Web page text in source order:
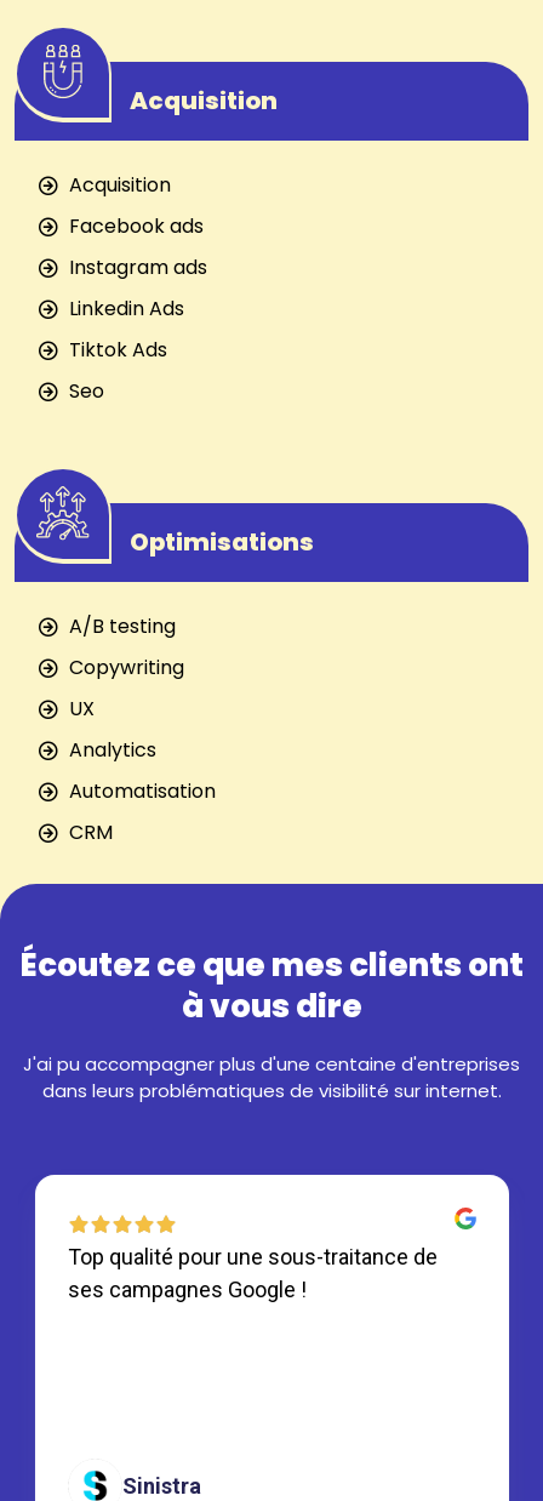
Acquisition
Acquisition
Facebook ads
Instagram ads
Linkedin Ads
Tiktok Ads
Seo
Optimisations
A/B testing
Copywriting
UX
Analytics
Automatisation
CRM
Écoutez ce que mes clients ont
à vous dire
J'ai pu accompagner plus d'une centaine d'entreprises
dans leurs problématiques de visibilité sur internet.
Top qualité pour une sous-traitance de
ses campagnes Google !
Sinistra